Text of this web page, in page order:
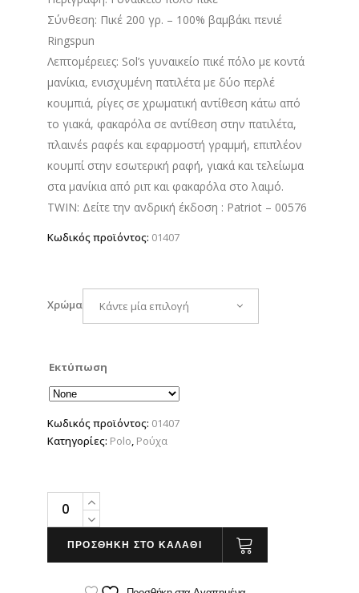
Σύνθεση: Πικέ 200 γρ. – 100% βαμβάκι πενιέ
Ringspun
Λεπτομέρειες: Sol’s γυναικείο πικέ πόλο με κοντά
μανίκια, ενισχυμένη πατιλέτα με δύο περλέ
κουμπιά, ρίγες σε χρωματική αντίθεση κάτω από
το γιακά, φακαρόλα σε αντίθεση στην πατιλέτα,
πλαινέs ραφέs και εφαρμοστή γραμμή, επιπλέον
κουμπί στην εσωτερική ραφή, γιακά και τελείωμα
στα μανίκια από ριπ και φακαρόλα στο λαιμό.
TWIN: Δείτε την ανδρική έκδοση : Patriot – 00576
Κωδικός προϊόντος: 01407
Χρώμα Κάντε μία επιλογή
Εκτύπωση
Κωδικός προϊόντος: 01407
Κατηγορίες: Polo Ρούχα
Sol's
Women
quantity
ΠΡΟΣΘΗΚΗ ΣΤΟ ΚΑΛΑΘΙ